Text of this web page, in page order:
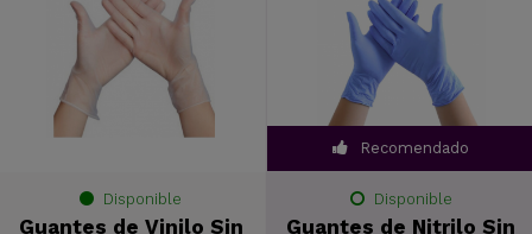
Disponible
Guantes de Vinilo Sin
Recomendado
Disponible
Guantes de Nitrilo Sin